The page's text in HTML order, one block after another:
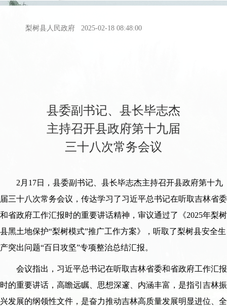
梨树县人民政府 2025-02-18 08:48:00
县委副书记、县长毕志杰
主持召开县政府第十九届
三十八次常务会议
2月17日，县委副书记、县长毕志杰主持召开县政府第十九
届三十八次常务会议，传达学习了习近平总书记在听取吉林省委
和省政府工作汇报时的重要讲话精神，审议通过了《2025年梨树
县黑土地保护“梨树模式”推广工作方案》，听取了梨树县安全生
产突出问题“百日攻坚”专项整治总结汇报。
会议指出，习近平总书记在听取吉林省委和省政府工作汇报
时的重要讲话，高瞻远瞩、思想深邃、内涵丰富，是指引吉林振
兴发展的纲领性文件，是奋力推动吉林高质量发展明显进位、全